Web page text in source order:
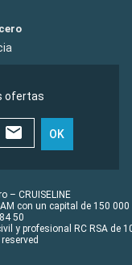
ofertas
OK
– CRUISELINE
con un capital de 150 000
50
y profesional RC RSA de